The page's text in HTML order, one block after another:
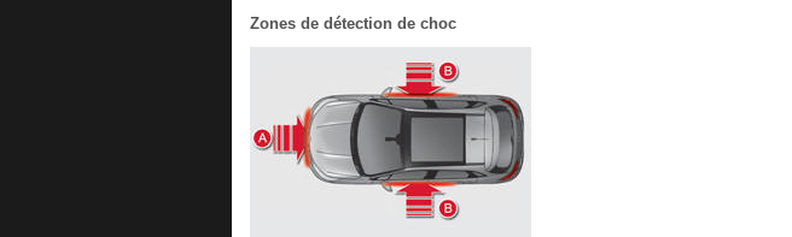
Zones de détection de choc